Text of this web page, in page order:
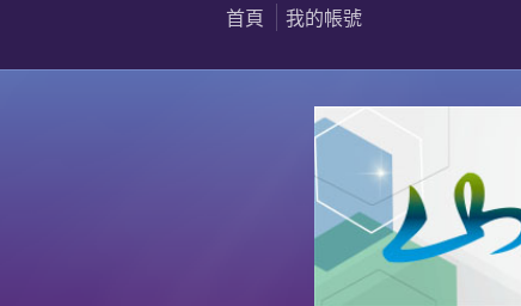
首頁 我的帳號